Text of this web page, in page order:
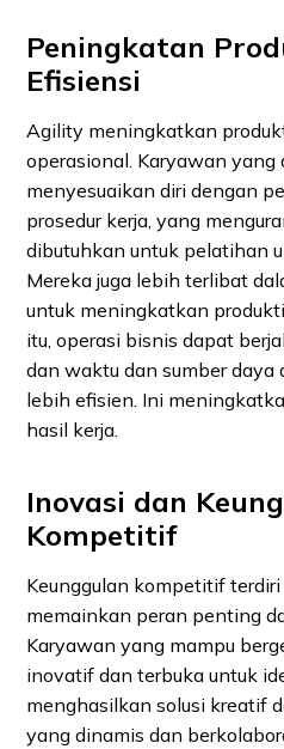
Peningkatan
Efisiensi
Agility meningkatkan
operasional. Karyawan
menyesuaikan diri dengan
prosedur kerja, yang
dibutuhkan untuk pelatihan
Mereka juga lebih terlibat
untuk meningkatkan
itu, operasi bisnis dapat
dan waktu dan sumber daya
lebih efisien. Ini
hasil kerja.
Inovasi dan
Kompetitif
Keunggulan kompetitif
memainkan peran penting
Karyawan yang mampu
inovatif dan terbuka untuk
menghasilkan solusi kreatif
yang dinamis dan